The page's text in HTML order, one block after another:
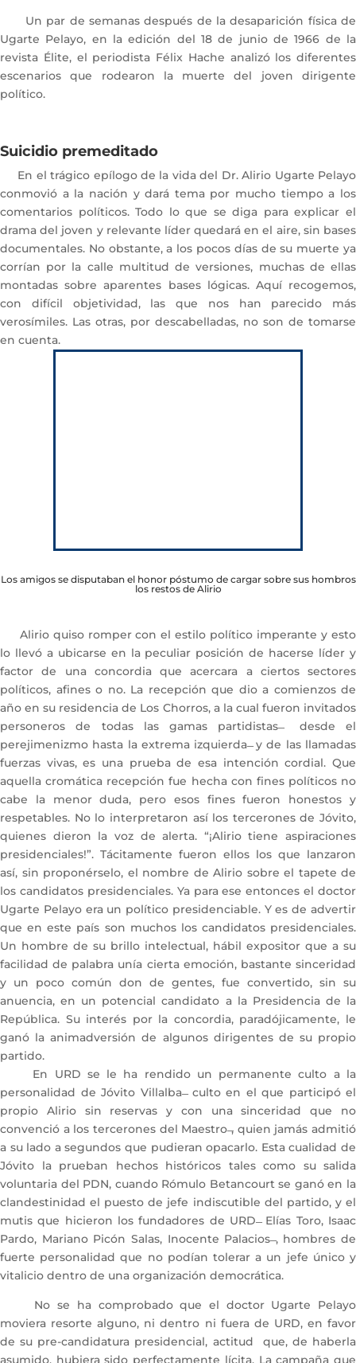
Un par de semanas después de la desaparición física de
Ugarte Pelayo, en la edición del 18 de junio de 1966 de la
revista Élite, el periodista Félix Hache analizó los diferentes
escenarios que rodearon la muerte del joven dirigente
político.
Suicidio premeditado
En el trágico epílogo de la vida del Dr. Alirio Ugarte Pelayo
conmovió a la nación y dará tema por mucho tiempo a los
comentarios políticos. Todo lo que se diga para explicar el
drama del joven y relevante líder quedará en el aire, sin bases
documentales. No obstante, a los pocos días de su muerte ya
corrían por la calle multitud de versiones, muchas de ellas
montadas sobre aparentes bases lógicas. Aquí recogemos,
con difícil objetividad, las que nos han parecido más
verosímiles. Las otras, por descabelladas, no son de tomarse
en cuenta.
Los amigos se disputaban el honor póstumo de cargar sobre sus hombros
los restos de Alirio
Alirio quiso romper con el estilo político imperante y esto
lo llevó a ubicarse en la peculiar posición de hacerse líder y
factor de una concordia que acercara a ciertos sectores
políticos, afines o no. La recepción que dio a comienzos de
año en su residencia de Los Chorros, a la cual fueron invitados
personeros de todas las gamas partidistas ̶ desde el
perejimenizmo hasta la extrema izquierda ̶ y de las llamadas
fuerzas vivas, es una prueba de esa intención cordial. Que
aquella cromática recepción fue hecha con fines políticos no
cabe la menor duda, pero esos fines fueron honestos y
respetables. No lo interpretaron así los tercerones de Jóvito,
quienes dieron la voz de alerta. “¡Alirio tiene aspiraciones
presidenciales!”. Tácitamente fueron ellos los que lanzaron
así, sin proponérselo, el nombre de Alirio sobre el tapete de
los candidatos presidenciales. Ya para ese entonces el doctor
Ugarte Pelayo era un político presidenciable. Y es de advertir
que en este país son muchos los candidatos presidenciales.
Un hombre de su brillo intelectual, hábil expositor que a su
facilidad de palabra unía cierta emoción, bastante sinceridad
y un poco común don de gentes, fue convertido, sin su
anuencia, en un potencial candidato a la Presidencia de la
República. Su interés por la concordia, paradójicamente, le
ganó la animadversión de algunos dirigentes de su propio
partido.
En URD se le ha rendido un permanente culto a la
personalidad de Jóvito Villalba ̶ culto en el que participó el
propio Alirio sin reservas y con una sinceridad que no
convenció a los tercerones del Maestro ̶, quien jamás admitió
a su lado a segundos que pudieran opacarlo. Esta cualidad de
Jóvito la prueban hechos históricos tales como su salida
voluntaria del PDN, cuando Rómulo Betancourt se ganó en la
clandestinidad el puesto de jefe indiscutible del partido, y el
mutis que hicieron los fundadores de URD ̶ Elías Toro, Isaac
Pardo, Mariano Picón Salas, Inocente Palacios ̶, hombres de
fuerte personalidad que no podían tolerar a un jefe único y
vitalicio dentro de una organización democrática.
No se ha comprobado que el doctor Ugarte Pelayo
moviera resorte alguno, ni dentro ni fuera de URD, en favor
de su pre-candidatura presidencial, actitud que, de haberla
asumido, hubiera sido perfectamente lícita. La campaña que